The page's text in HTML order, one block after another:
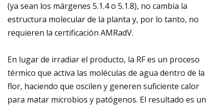
(ya sean los márgenes 5.1.4 o 5.1.8), no cambia la
estructura molecular de la planta y, por lo tanto, no
requieren la certificación AMRadV.
En lugar de irradiar el producto, la RF es un proceso
térmico que activa las moléculas de agua dentro de la
flor, haciendo que oscilen y generen suficiente calor
para matar microbios y patógenos. El resultado es un